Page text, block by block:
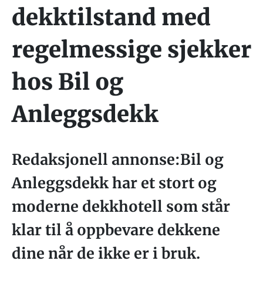
dekktilstand med
regelmessige sjekker
hos Bil og
Anleggsdekk
Redaksjonell annonse:Bil og
Anleggsdekk har et stort og
moderne dekkhotell som står
klar til å oppbevare dekkene
dine når de ikke er i bruk.